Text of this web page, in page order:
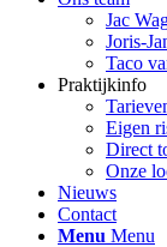
Jac
Joris-
Taco
Praktijkinfo
Eigen
Direct
Onze
Nieuws
Contact
Menu Menu